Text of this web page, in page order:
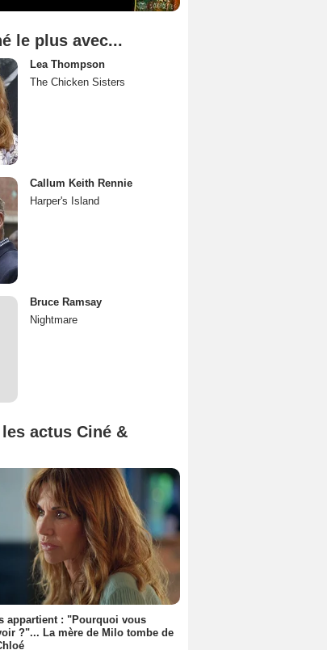
le plus avec...
Lea Thompson
The Chicken Sisters
Callum Keith Rennie
Harper's Island
Bruce Ramsay
Nightmare
actus Ciné &
appartient : "Pourquoi vous
?"... La mère de Milo tombe de